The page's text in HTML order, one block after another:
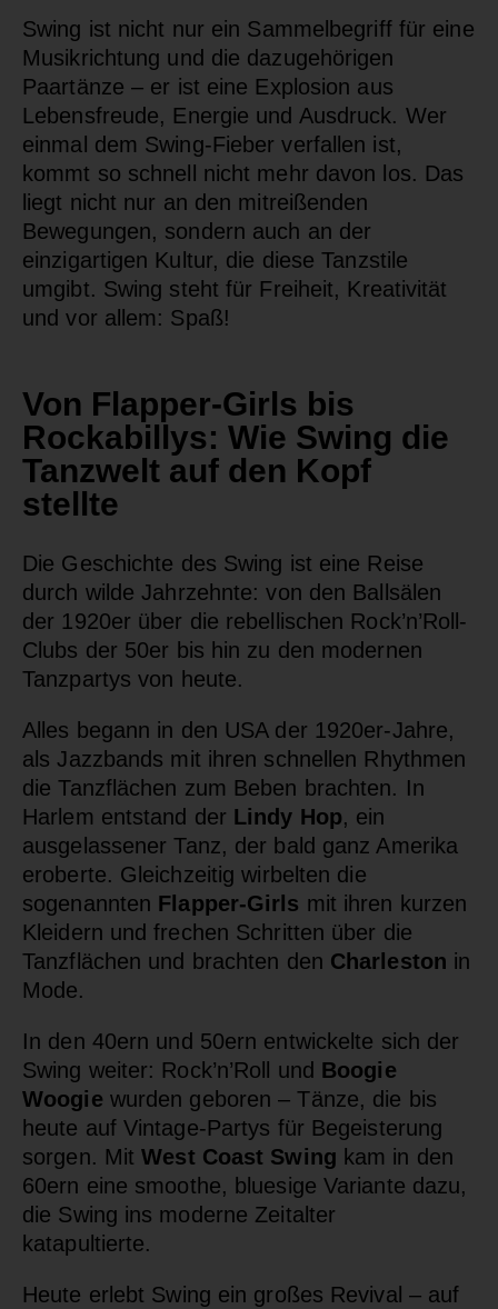
Swing ist nicht nur ein Sammelbegriff für eine
Musikrichtung und die dazugehörigen
Paartänze – er ist eine Explosion aus
Lebensfreude, Energie und Ausdruck. Wer
einmal dem Swing-Fieber verfallen ist,
kommt so schnell nicht mehr davon los. Das
liegt nicht nur an den mitreißenden
Bewegungen, sondern auch an der
einzigartigen Kultur, die diese Tanzstile
umgibt. Swing steht für Freiheit, Kreativität
und vor allem: Spaß!
Von Flapper-Girls bis
Rockabillys: Wie Swing die
Tanzwelt auf den Kopf
stellte
Die Geschichte des Swing ist eine Reise
durch wilde Jahrzehnte: von den Ballsälen
der 1920er über die rebellischen Rock’n’Roll-
Clubs der 50er bis hin zu den modernen
Tanzpartys von heute.
Alles begann in den USA der 1920er-Jahre,
als Jazzbands mit ihren schnellen Rhythmen
die Tanzflächen zum Beben brachten. In
Harlem entstand der Lindy Hop, ein
ausgelassener Tanz, der bald ganz Amerika
eroberte. Gleichzeitig wirbelten die
sogenannten Flapper-Girls mit ihren kurzen
Kleidern und frechen Schritten über die
Tanzflächen und brachten den Charleston in
Mode.
In den 40ern und 50ern entwickelte sich der
Swing weiter: Rock’n’Roll und Boogie
Woogie wurden geboren – Tänze, die bis
heute auf Vintage-Partys für Begeisterung
sorgen. MitWest Coast Swing kam in den
60ern eine smoothe, bluesige Variante dazu,
die Swing ins moderne Zeitalter
katapultierte.
Heute erlebt Swing ein großes Revival – auf